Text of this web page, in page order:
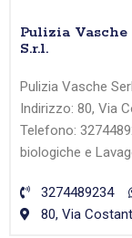
Pulizia
S.r.l.
Pulizia Vasche
Indirizzo: 80, Via
Telefono:
biologiche e
3274489234
80, Via